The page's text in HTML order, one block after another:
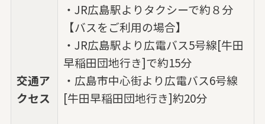
交通ア
クセス
・JR広島駅よりタクシーで約８分
【バスをご利用の場合】
・JR広島駅より広電バス5号線[牛田
早稲田団地行き]で約15分
・広島市中心街より広電バス6号線
[牛田早稲田団地行き]約20分